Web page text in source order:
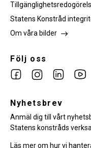
Statens Konstråd
Om våra bilder
Följ oss
facebookinstagramLinkedin
Nyhetsbrev
Anmäl dig till vårt
Statens konstråds
Läs mer om hur vi